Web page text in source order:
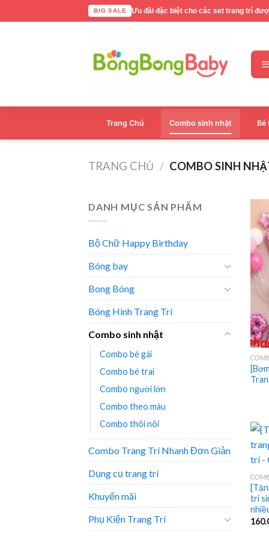
to
BIG SALE Ưu đãi đặc biệt cho các set trang trí
Trang Chủ Combo sinh nhật Bé
TRANG CHỦ / COMBO SINH
DANH MỤC SẢN PHẨM
Bộ Chữ Happy Birthday
Bóng bay
Bong Bóng
Bóng Hình Trang Trí
Combo sinh nhật
Combo bé gái
Combo bé trai
Combo người lớn
Combo theo màu
Combo thôi nôi
Combo Trang Trí Nhanh Đơn Giản
Dụng cụ trang trí
Khuyến mãi
Phụ Kiện Trang Trí
trí